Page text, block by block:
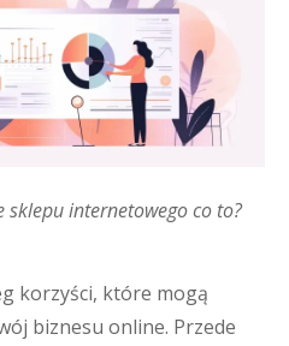
sklepu internetowego co to?
korzyści, które mogą
biznesu online. Przede